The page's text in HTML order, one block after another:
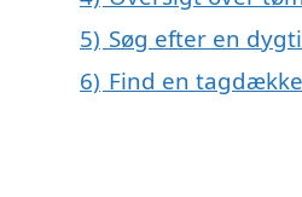
5) Søg efter en
6) Find en